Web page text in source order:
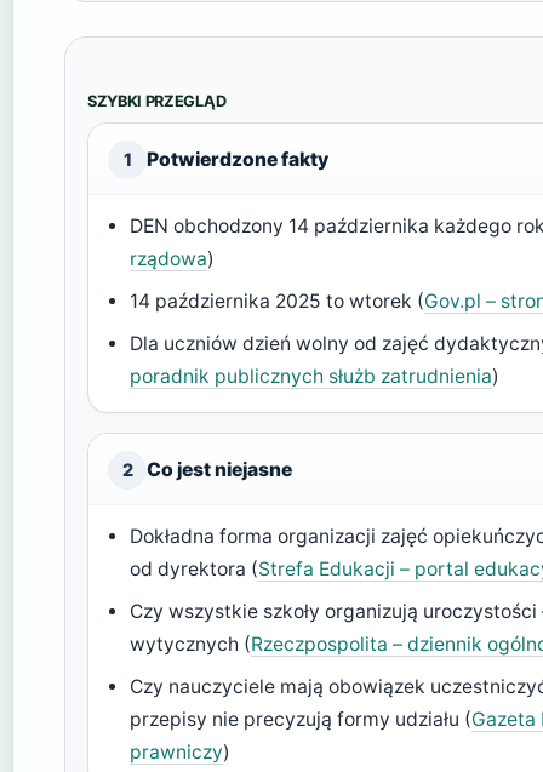
SZYBKI PRZEGLĄD
1 Potwierdzone fakty
DEN obchodzony 14 października każdego
rządowa)
14 października 2025 to wtorek (Gov.pl –
Dla uczniów dzień wolny od zajęć
poradnik publicznych służb zatrudnienia)
2 Co jest niejasne
Dokładna forma organizacji zajęć
od dyrektora (Strefa Edukacji – portal
Czy wszystkie szkoły organizują
wytycznych (Rzeczpospolita – dziennik
Czy nauczyciele mają obowiązek
przepisy nie precyzują formy udziału (Gazeta
prawniczy)